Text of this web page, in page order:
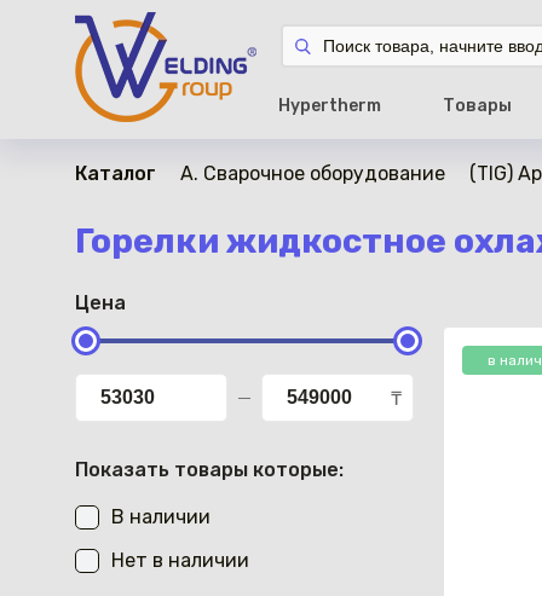
Hypertherm Товары
Каталог A. Сварочное оборудование (TIG)
Горелки жидкостное
Цена
₸
Показать товары которые:
В наличии
Нет в наличии
в